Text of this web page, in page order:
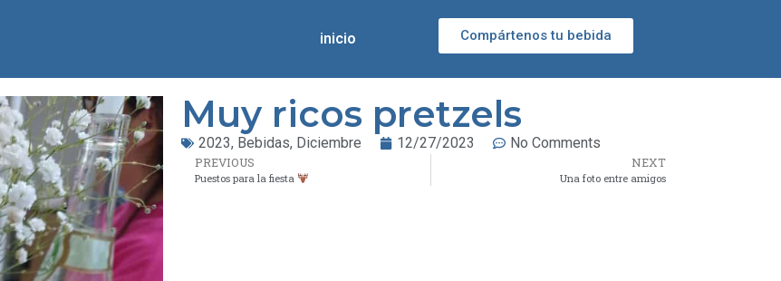
inicio Compártenos tu bebida
Muy ricos pretzels
2023, Bebidas, Diciembre 12/27/2023 No Comments
PREVIOUS
Puestos para la fiesta
NEXT
Una foto entre amigos